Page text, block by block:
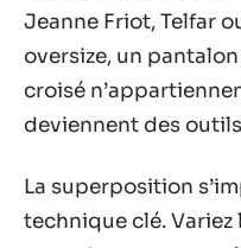
Jeanne Friot, Telfar
oversize, un
croisé
deviennent des
La superposition
technique clé. Variez